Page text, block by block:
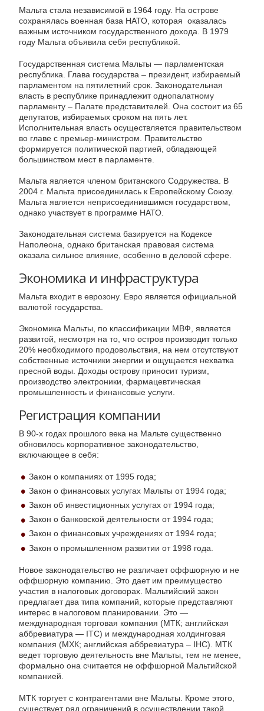
Мальта стала независимой в 1964 году. На острове
сохранялась военная база НАТО, которая оказалась
важным источником государственного дохода. В 1979
году Мальта объявила себя республикой.
Государственная система Мальты — парламентская
республика. Глава государства – президент, избираемый
парламентом на пятилетний срок. Законодательная
власть в республике принадлежит однопалатному
парламенту – Палате представителей. Она состоит из 65
депутатов, избираемых сроком на пять лет.
Исполнительная власть осуществляется правительством
во главе с премьер-министром. Правительство
формируется политической партией, обладающей
большинством мест в парламенте.
Мальта является членом британского Содружества. В
2004 г. Мальта присоединилась к Европейскому Союзу.
Мальта является неприсоединившимся государством,
однако участвует в программе НАТО.
Законодательная система базируется на Кодексе
Наполеона, однако британская правовая система
оказала сильное влияние, особенно в деловой сфере.
Экономика и инфраструктура
Мальта входит в еврозону. Евро является официальной
валютой государства.
Экономика Мальты, по классификации МВФ, является
развитой, несмотря на то, что остров производит только
20% необходимого продовольствия, на нем отсутствуют
собственные источники энергии и ощущается нехватка
пресной воды. Доходы острову приносит туризм,
производство электроники, фармацевтическая
промышленность и финансовые услуги.
Регистрация компании
В 90-х годах прошлого века на Мальте существенно
обновилось корпоративное законодательство,
включающее в себя:
Закон о компаниях от 1995 года;
Закон о финансовых услугах Мальты от 1994 года;
Закон об инвестиционных услугах от 1994 года;
Закон о банковской деятельности от 1994 года;
Закон о финансовых учреждениях от 1994 года;
Закон о промышленном развитии от 1998 года.
Новое законодательство не различает оффшорную и не
оффшорную компанию. Это дает им преимущество
участия в налоговых договорах. Мальтийский закон
предлагает два типа компаний, которые представляют
интерес в налоговом планировании. Это —
международная торговая компания (МТК; английская
аббревиатура — ITC) и международная холдинговая
компания (МХК; английская аббревиатура – IHC). МТК
ведет торговую деятельность вне Мальты, тем не менее,
формально она считается не оффшорной Мальтийской
компанией.
МТК торгует с контрагентами вне Мальты. Кроме этого,
существует ряд ограничений в осуществлении такой